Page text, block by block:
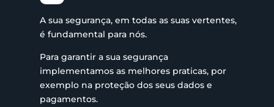
A sua segurança, em todas as suas vertentes,
é fundamental para nós.
Para garantir a sua segurança
implementamos as melhores praticas, por
exemplo na proteção dos seus dados e
pagamentos.